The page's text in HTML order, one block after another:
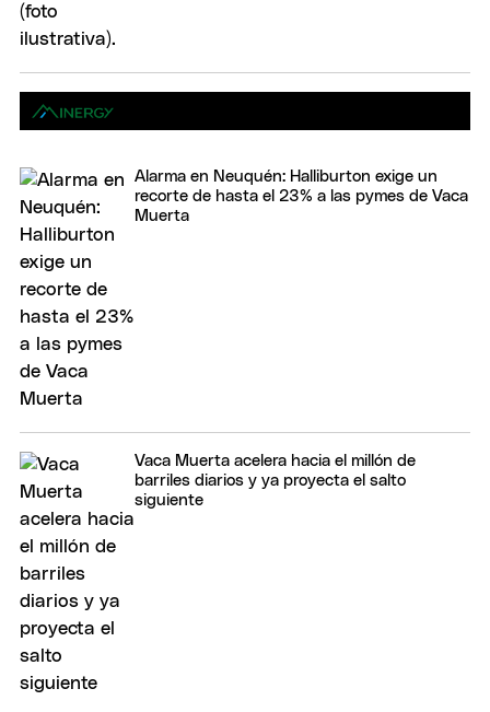
Alarma en Neuquén: Halliburton exige un
recorte de hasta el 23% a las pymes de Vaca
Muerta
Vaca Muerta acelera hacia el millón de
barriles diarios y ya proyecta el salto
siguiente